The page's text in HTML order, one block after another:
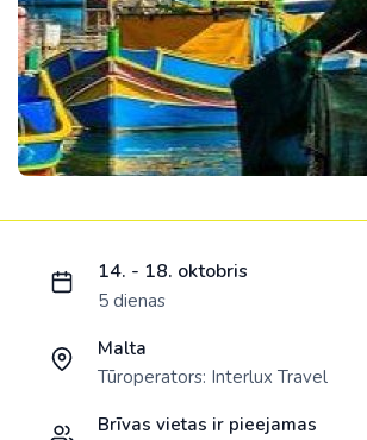
14. - 18. oktobris
5 dienas
Malta
Tūroperators: Interlux Travel
Brīvas vietas ir pieejamas